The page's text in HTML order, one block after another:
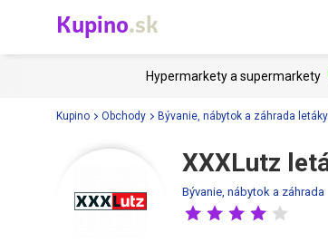
Kupino.sk
Hypermarkety a supermarkety
Kupino Obchody Bývanie, nábytok a záhrada letáky
XXXLutz
Bývanie, nábytok a záhrada